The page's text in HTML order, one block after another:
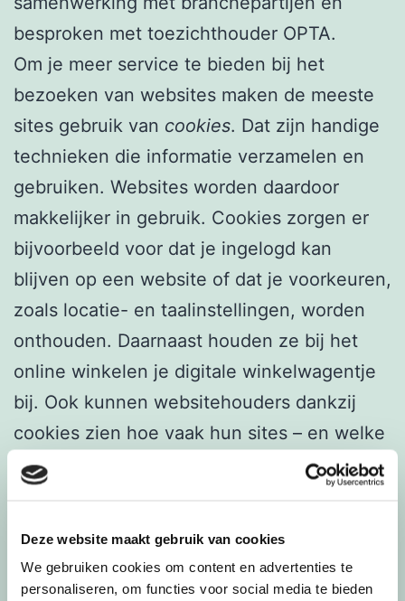
Deze website maakt gebruik van cookies
We gebruiken cookies om content en advertenties te
personaliseren, om functies voor social media te bieden
besproken met toezichthouder OPTA.
Om je meer service te bieden bij het
bezoeken van websites maken de meeste
sites gebruik van cookies. Dat zijn handige
technieken die informatie verzamelen en
gebruiken. Websites worden daardoor
makkelijker in gebruik. Cookies zorgen er
bijvoorbeeld voor dat je ingelogd kan
blijven op een website of dat je voorkeuren,
zoals locatie- en taalinstellingen, worden
onthouden. Daarnaast houden ze bij het
online winkelen je digitale winkelwagentje
bij. Ook kunnen websitehouders dankzij
cookies zien hoe vaak hun sites – en welke
pagina’s – door bezoekers worden bekeken.
voorkeuren te weten komen waardoor ze